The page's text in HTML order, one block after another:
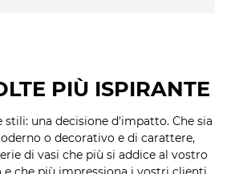
PIÙ ISPIRANTE
stili: una decisione d'impatto. Che sia
o decorativo e di carattere,
di vasi che più si addice al vostro